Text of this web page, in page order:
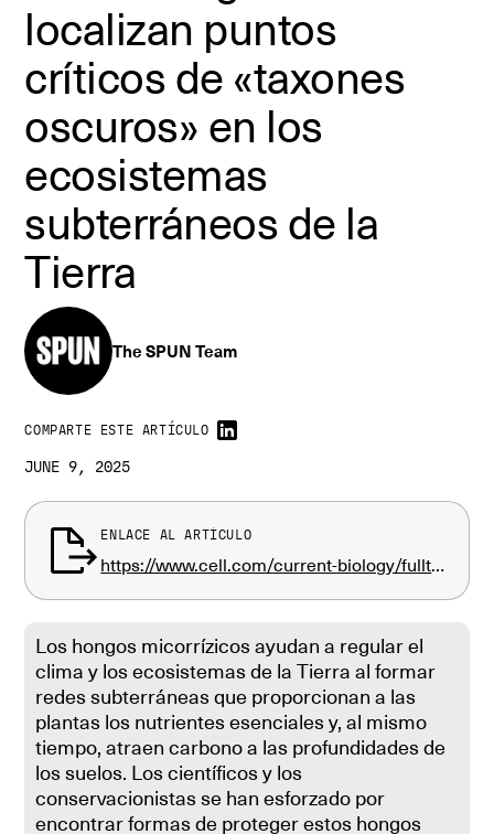
localizan puntos
críticos de «taxones
oscuros» en los
ecosistemas
subterráneos de la
Tierra
The SPUN Team
COMPARTE ESTE ARTÍCULO
JUNE 9, 2025
ENLACE AL ARTÍCULO
https://www.cell.com/current-biology/fulltext/S0960-9822(25)00426-9?rss=yes
Los hongos micorrízicos ayudan a regular el
clima y los ecosistemas de la Tierra al formar
redes subterráneas que proporcionan a las
plantas los nutrientes esenciales y, al mismo
tiempo, atraen carbono a las profundidades de
los suelos. Los científicos y los
conservacionistas se han esforzado por
encontrar formas de proteger estos hongos